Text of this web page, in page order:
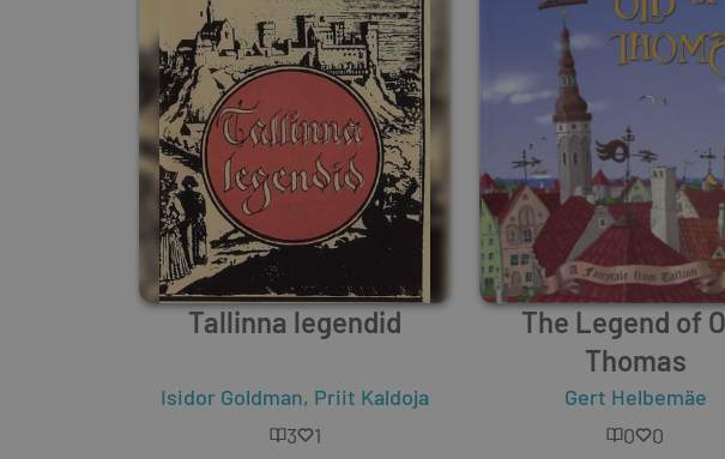
Tallinna legendid
Isidor Goldman, Priit Kaldoja
3
1
The Legend of
Thomas
Gert Helbemäe
0
0